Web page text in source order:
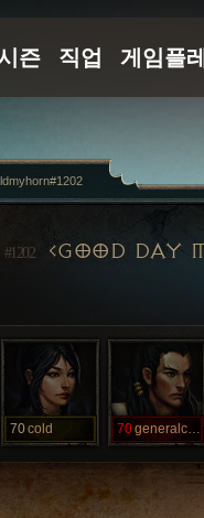
#1202 GOOD DAY
70cold 70 generalchat